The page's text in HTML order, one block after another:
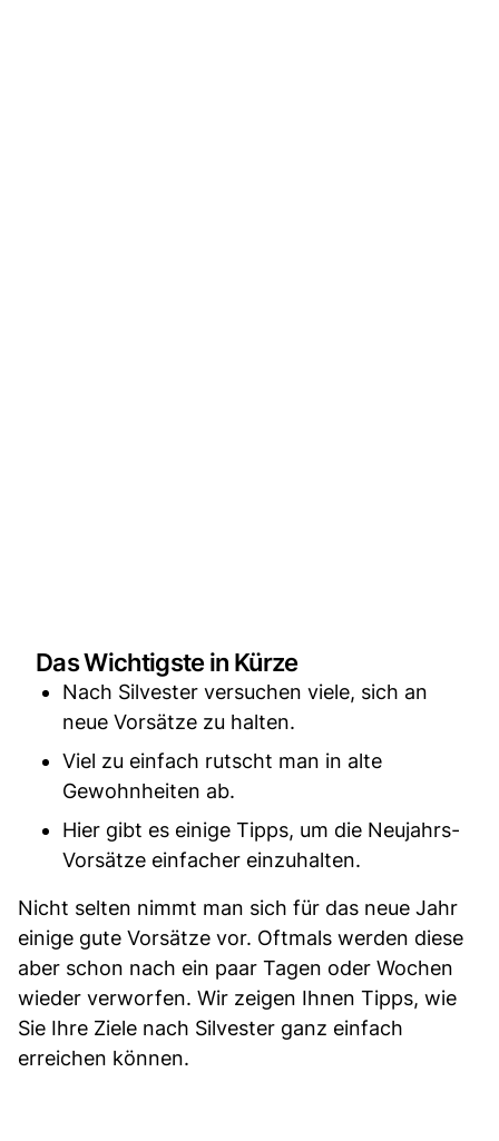
Das Wichtigste in Kürze
Nach Silvester versuchen viele, sich an
neue Vorsätze zu halten.
Viel zu einfach rutscht man in alte
Gewohnheiten ab.
Hier gibt es einige Tipps, um die Neujahrs-
Vorsätze einfacher einzuhalten.
Nicht selten nimmt man sich für das neue Jahr
einige gute Vorsätze vor. Oftmals werden diese
aber schon nach ein paar Tagen oder Wochen
wieder verworfen. Wir zeigen Ihnen Tipps, wie
Sie Ihre Ziele nach Silvester ganz einfach
erreichen können.